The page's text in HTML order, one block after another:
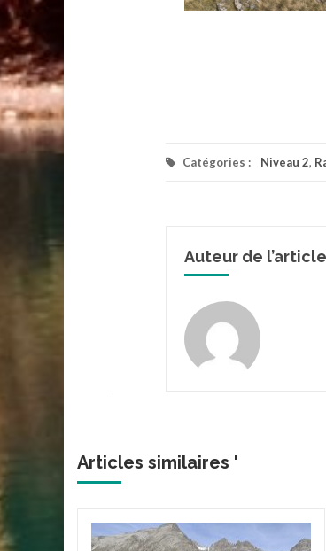
Catégories : Niveau 2,
Auteur de
Articles similaires '